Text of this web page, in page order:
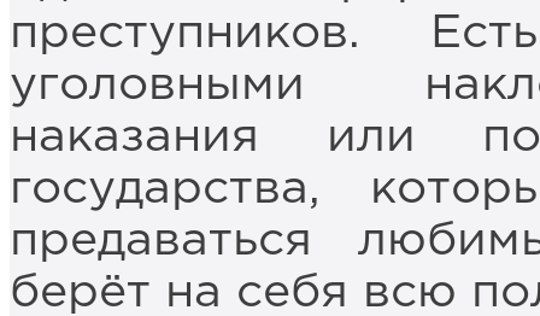
преступников.
уголовными
наказания или
государства,
предаваться
берёт на себя всю